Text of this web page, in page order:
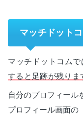
マッチドット
マッチドットコム
すると足跡が残りま
自分のプロフィール
プロフィール画面の